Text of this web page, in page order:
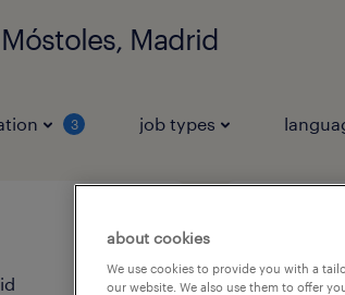
Madrid
3 job types
about cookies
We use cookies to provide you with a
our website. We also use them to offer